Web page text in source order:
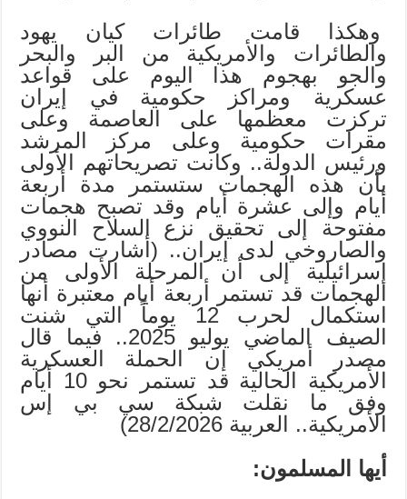
وهكذا قامت طائرات كيان يهود
والطائرات والأمريكية من البر والبحر
والجو بهجوم هذا اليوم على قواعد
عسكرية ومراكز حكومية في إيران
تركزت معظمها على العاصمة وعلى
مقرات حكومية وعلى مركز المرشد
ورئيس الدولة.. وكانت تصريحاتهم الأولى
بأن هذه الهجمات ستستمر مدة أربعة
أيام وإلى عشرة أيام وقد تصبح هجمات
مفتوحة إلى تحقيق نزع السلاح النووي
والصاروخي لدى إيران.. (أشارت مصادر
إسرائيلية إلى أن المرحلة الأولى من
الهجمات قد تستمر أربعة أيام معتبرة أنها
استكمال لحرب 12 يوماً التي شنت
الصيف الماضي يوليو 2025.. فيما قال
مصدر أمريكي إن الحملة العسكرية
الأمريكية الحالية قد تستمر نحو 10 أيام
وفق ما نقلت شبكة سي بي إس
الأمريكية.. العربية 28/2/2026)
أيها المسلمون: